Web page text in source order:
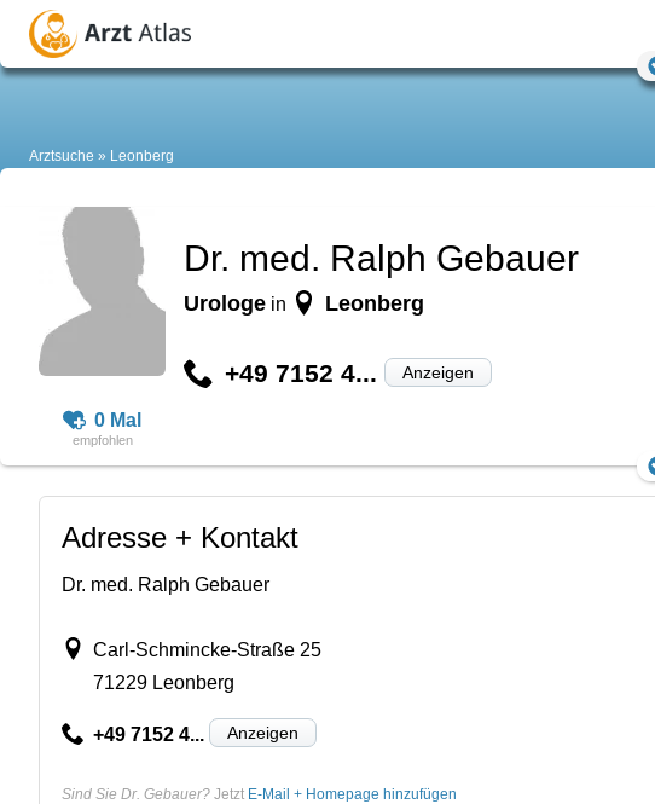
Arztsuche Leonberg
0 Mal
Dr. med. Ralph Gebauer
Urologe in Leonberg
+49 7152 4... Anzeigen
Adresse + Kontakt
Dr. med. Ralph Gebauer
Carl-Schmincke-Straße 25
71229 Leonberg
+49 7152 4... Anzeigen
Sind Sie Dr. Gebauer? Jetzt E-Mail + Homepage hinzufügen